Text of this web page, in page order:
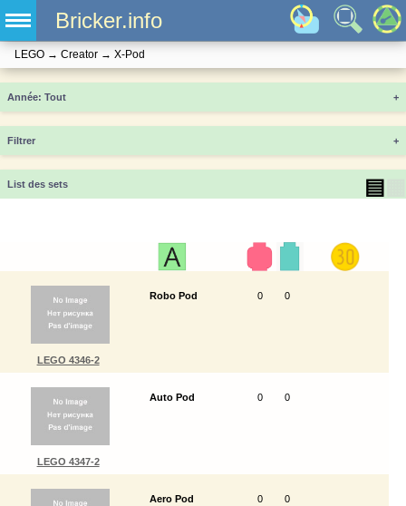
Bricker.info
LEGO → Creator → X-Pod
Année +
Filtrer +
List des sets ▤
LEGO 4346-2
Robo Pod 0 0
LEGO 4347-2
Auto Pod 0 0
Aero Pod 0 0